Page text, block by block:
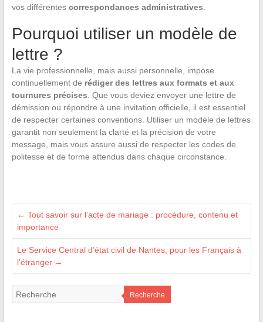
vos différentes correspondances administratives
Pourquoi utiliser un modèle de
lettre ?
La vie professionnelle, mais aussi personnelle, impose
continuellement de rédiger des lettres aux formats et aux
tournures précises . Que vous deviez envoyer une lettre de
démission ou répondre à une invitation officielle, il est essentiel
de respecter certaines conventions. Utiliser un modèle de lettres
garantit non seulement la clarté et la précision de votre
message, mais vous assure aussi de respecter les codes de
politesse et de forme attendus dans chaque circonstance.
← Tout savoir sur l’acte de mariage : procédure, contenu et
importance
Le Service Central d’état civil de Nantes, pour les Français à
l’étranger →
Recherche